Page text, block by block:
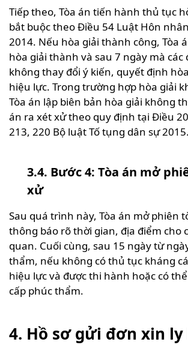
Tiếp theo, Tòa án tiến hành thủ tục
bắt buộc theo Điều 54 Luật Hôn
2014. Nếu hòa giải thành công, Tòa
hòa giải thành và sau 7 ngày mà các
không thay đổi ý kiến, quyết định
hiệu lực. Trong trường hợp hòa giải
Tòa án lập biên bản hòa giải không
án ra xét xử theo quy định tại Điều
213, 220 Bộ luật Tố tụng dân sự 2015.
3.4. Bước 4: Tòa án mở
xử
Sau quá trình này, Tòa án mở phiên
thông báo rõ thời gian, địa điểm cho
quan. Cuối cùng, sau 15 ngày từ
thẩm, nếu không có thủ tục kháng
hiệu lực và được thi hành hoặc có
cấp phúc thẩm.
4. Hồ sơ gửi đơn xin